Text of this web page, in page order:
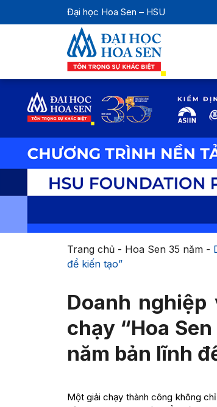
Đại học Hoa Sen – HSU
Trang chủ- Hoa Sen 35 năm-
để kiến tạo”
Doanh
chạy “Hoa
năm bản lĩnh
Một giải chạy thành công không